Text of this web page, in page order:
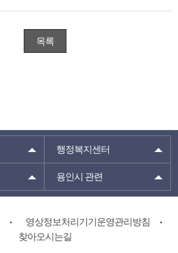
목록
행정복지센터
용인시 관련
영상정보처리기기운영관리방침
찾아오시는길